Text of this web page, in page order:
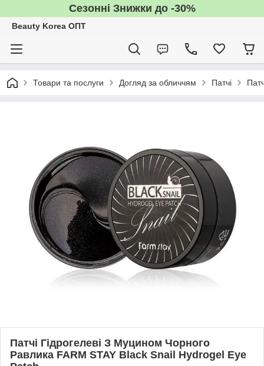
Сезонні Знижки до -30%
Beauty Korea ОПТ
Товари та послуги Догляд за обличчям Патчі
Патчі Гідрогелеві З Муцином Чорного
Равлика FARM STAY Black Snail Hydrogel Eye